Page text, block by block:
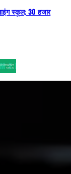
स्कूल; 30 हजार